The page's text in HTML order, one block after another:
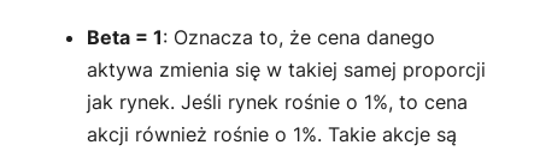
Beta = 1: Oznacza to, że cena danego
aktywa zmienia się w takiej samej proporcji
jak rynek. Jeśli rynek rośnie o 1%, to cena
akcji również rośnie o 1%. Takie akcje są